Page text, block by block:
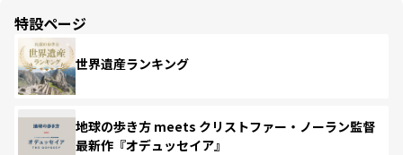
特設ページ
世界遺産ランキング
地球の歩き方 meets クリストファー・ノーラン監督
最新作『オデュッセイア』